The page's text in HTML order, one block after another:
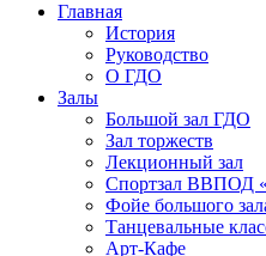
Главная
История
Руководство
О ГДО
Залы
Большой зал ГДО
Зал торжеств
Лекционный зал
Cпортзал ВВПОД
Фойе большого
Танцевальные
Арт-Кафе